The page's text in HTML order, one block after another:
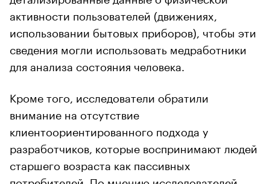
активности пользователей (движениях,
использовании бытовых приборов), чтобы эти
сведения могли использовать медработники
для анализа состояния человека.
Кроме того, исследователи обратили
внимание на отсутствие
клиентоориентированного подхода у
разработчиков, которые воспринимают людей
старшего возраста как пассивных